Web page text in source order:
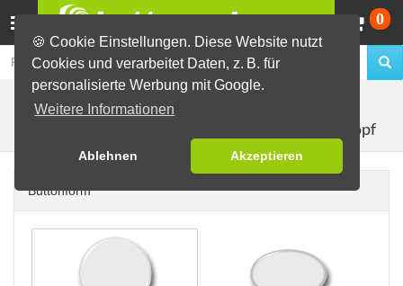
🍪 Cookie Einstellungen. Diese Website nutzt
Cookies und verarbeitet Daten, z. B. für
personalisierte Werbung mit Google.
Weitere Informationen
Ablehnen Akzeptieren
0
Buttons erstellen Buttons mit Druckknopf
Button mit Druckknopf
Buttonform